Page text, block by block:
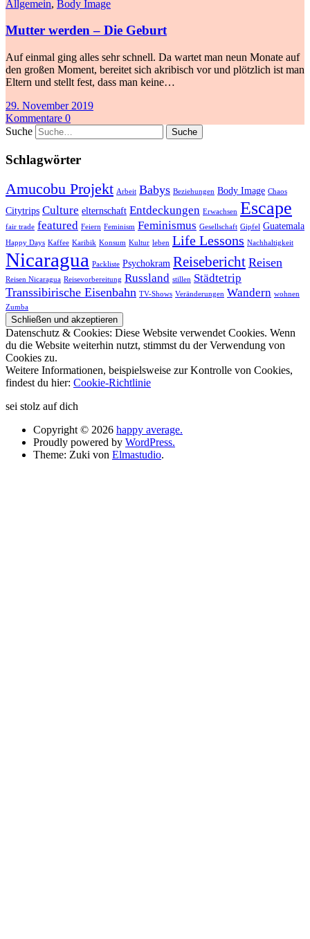
Allgemein, Body Image
Mutter werden – Die Geburt
Auf einmal ging alles sehr schnell. Da wartet man neun Monate auf
den großen Moment, bereitet sich akribisch vor und plötzlich ist man
Eltern und stellt fest, dass man keine…
29. November 2019
Kommentare 0
Suche
Schlagwörter
Amucobu Projekt Arbeit Babys Beziehungen Body Image Chaos
Citytrips Culture elternschaft Entdeckungen Erwachsen Escape
fair trade featured Feiern Feminism Feminismus Gesellschaft Gipfel Guatemala
Happy Days Kaffee Karibik Konsum Kultur leben Life Lessons Nachhaltigkeit
Nicaragua Packliste Psychokram Reisebericht Reisen
Reisen Nicaragua Reisevorbereitung Russland stillen Städtetrip
Transsibirische Eisenbahn TV-Shows Veränderungen Wandern wohnen
Zumba
Datenschutz & Cookies: Diese Website verwendet Cookies. Wenn
du die Website weiterhin nutzt, stimmst du der Verwendung von
Cookies zu.
Weitere Informationen, beispielsweise zur Kontrolle von Cookies,
findest du hier: Cookie-Richtlinie
sei stolz auf dich
Copyright © 2026 happy average.
Proudly powered by WordPress.
Theme: Zuki von Elmastudio.